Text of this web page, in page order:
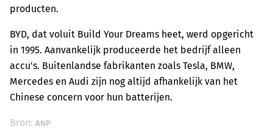
producten.
BYD, dat voluit Build Your Dreams heet, werd opgericht
in 1995. Aanvankelijk produceerde het bedrijf alleen
accu's. Buitenlandse fabrikanten zoals Tesla, BMW,
Mercedes en Audi zijn nog altijd afhankelijk van het
Chinese concern voor hun batterijen.
Bron: ANP